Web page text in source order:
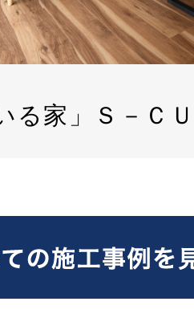
る家」Ｓ－Ｃ